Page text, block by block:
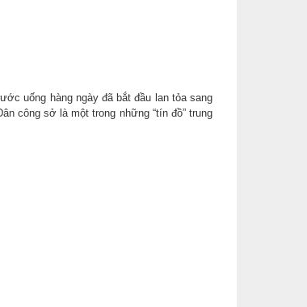
uống hàng ngày đã bắt đầu lan tỏa sang
công sở là một trong những “tín đồ” trung